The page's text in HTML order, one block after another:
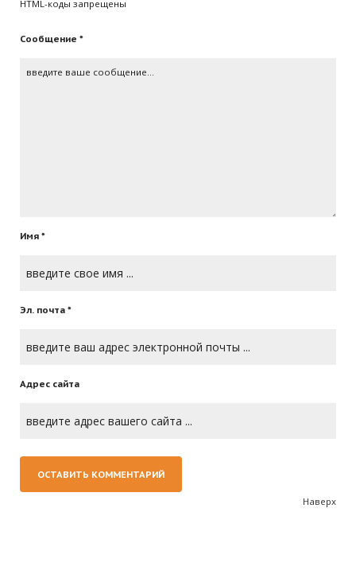
HTML-коды запрещены
Сообщение *
Имя *
Эл. почта *
Адрес сайта
Наверх